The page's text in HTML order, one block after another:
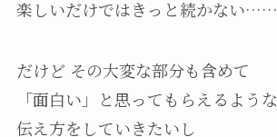
楽しいだけではきっと続かない……
だけど その大変な部分も含めて
「面白い」と思ってもらえるような
伝え方をしていきたいし